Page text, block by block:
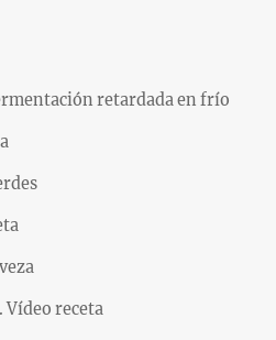
retardada en frío
Vídeo receta